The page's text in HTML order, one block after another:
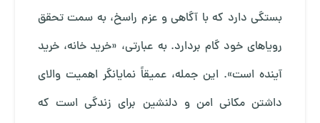
بستگی دارد که با آگاهی و عزم راسخ، به سمت تحقق
رویاهای خود گام بردارد. به عبارتی، «خرید خانه، خرید
آینده است». این جمله، عمیقاً نمایانگر اهمیت والای
داشتن مکانی امن و دلنشین برای زندگی است که